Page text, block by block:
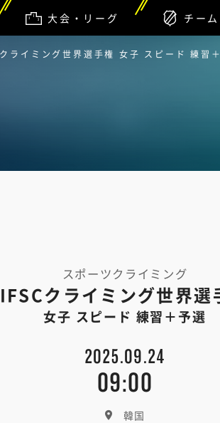
大会・リーグ チー
ライミング世界選手権 女子 スピード 練習
スポーツクライミング
IFSCクライミング世界選
女子 スピード 練習＋予選
2025.09.24
09:00
韓国